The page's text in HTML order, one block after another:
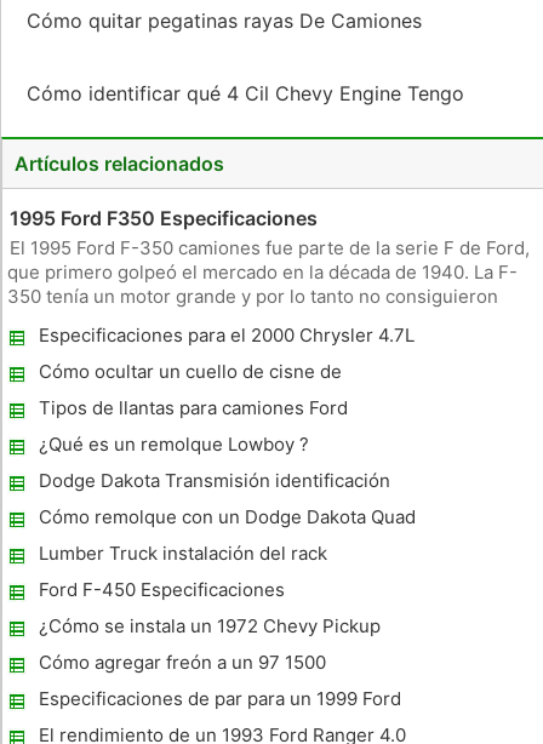
Cómo quitar pegatinas rayas De Camiones
Cómo identificar qué 4 Cil Chevy Engine Tengo
Artículos relacionados
1995 Ford F350 Especificaciones
El 1995 Ford F-350 camiones fue parte de la serie F de Ford,
que primero golpeó el mercado en la década de 1940. La F-
350 tenía un motor grande y por lo tanto no consiguieron
en 1992, y el modelo 1995 refleja esos cambios, así como las
act
Especificaciones para el 2000 Chrysler 4.7L
del motor
Cómo ocultar un cuello de cisne de
enganche de bola
Tipos de llantas para camiones Ford
¿Qué es un remolque Lowboy ?
Dodge Dakota Transmisión identificación
Cómo remolque con un Dodge Dakota Quad
Cab 4X4 4.7V8
Lumber Truck instalación del rack
Ford F-450 Especificaciones
¿Cómo se instala un 1972 Chevy Pickup
Heater Core?
Cómo agregar freón a un 97 1500
Especificaciones de par para un 1999 Ford
Ranger
El rendimiento de un 1993 Ford Ranger 4.0